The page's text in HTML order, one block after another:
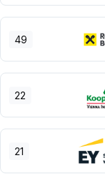
49
22
21